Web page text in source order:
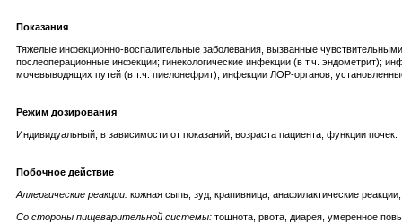
Показания
Тяжелые инфекционно-воспалительные заболевания, вызванные
послеоперационные инфекции; гинекологические инфекции (в т.ч. эндометрит);
мочевыводящих путей (в т.ч. пиелонефрит); инфекции ЛОР-органов;
Режим дозирования
Индивидуальный, в зависимости от показаний, возраста пациента, функции почек.
Побочное действие
Аллергические реакции: кожная сыпь, зуд, крапивница, анафилактические
Со стороны пищеварительной системы: тошнота, рвота, диарея, умеренное